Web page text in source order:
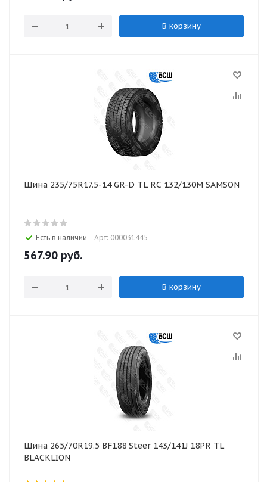
В корзину
Шина 235/75R17.5-14 GR-D TL RC 132/130M SAMSON
Есть в наличии Арт: 000031445
567.90 руб.
В корзину
Шина 265/70R19.5 BF188 Steer 143/141J 18PR TL
BLACKLION